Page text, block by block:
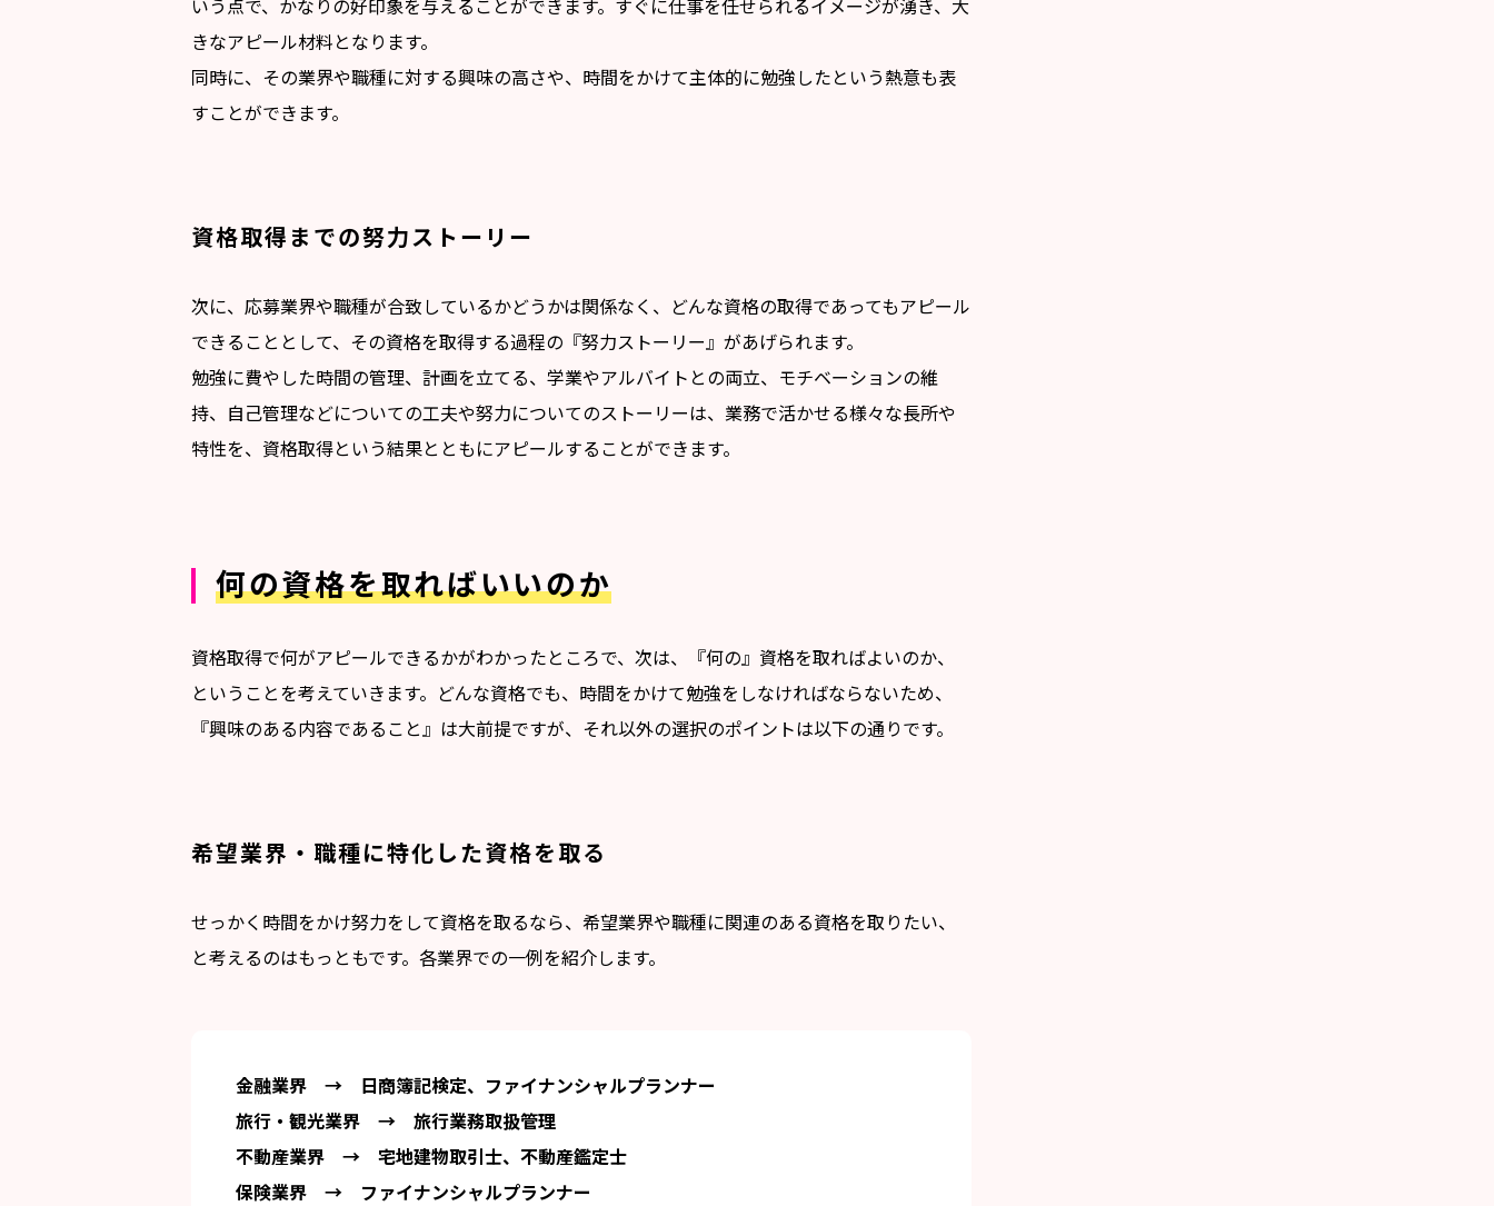
いう点で、かなりの好印象を与えることができます。すぐに仕事を任せられるイメージが湧き、大
きなアピール材料となります。
同時に、その業界や職種に対する興味の高さや、時間をかけて主体的に勉強したという熱意も表
すことができます。
資格取得までの努力ストーリー
次に、応募業界や職種が合致しているかどうかは関係なく、どんな資格の取得であってもアピール
できることとして、その資格を取得する過程の『努力ストーリー』があげられます。
勉強に費やした時間の管理、計画を立てる、学業やアルバイトとの両立、モチベーションの維
持、自己管理などについての工夫や努力についてのストーリーは、業務で活かせる様々な長所や
特性を、資格取得という結果とともにアピールすることができます。
何の資格を取ればいいのか
資格取得で何がアピールできるかがわかったところで、次は、『何の』資格を取ればよいのか、
ということを考えていきます。どんな資格でも、時間をかけて勉強をしなければならないため、
『興味のある内容であること』は大前提ですが、それ以外の選択のポイントは以下の通りです。
希望業界・職種に特化した資格を取る
せっかく時間をかけ努力をして資格を取るなら、希望業界や職種に関連のある資格を取りたい、
と考えるのはもっともです。各業界での一例を紹介します。
金融業界 → 日商簿記検定、ファイナンシャルプランナー
旅行・観光業界 → 旅行業務取扱管理
不動産業界 → 宅地建物取引士、不動産鑑定士
保険業界 → ファイナンシャルプランナー